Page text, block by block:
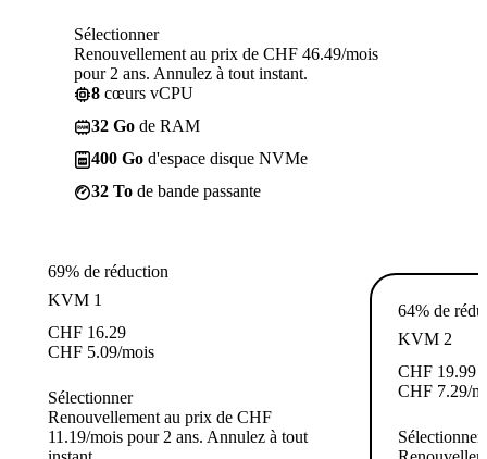
Sélectionner
Renouvellement au prix de CHF 46.49/mois
pour 2 ans. Annulez à tout instant.
8 cœurs vCPU
32 Go de RAM
400 Go d'espace disque NVMe
32 To de bande passante
69% de réduction
KVM 1
CHF 16.29
CHF 5.09/mois
Sélectionner
Renouvellement au prix de CHF
11.19/mois pour 2 ans. Annulez à tout
64% de
KVM 2
CHF 19.99
CHF 7.29/
Sélectionner